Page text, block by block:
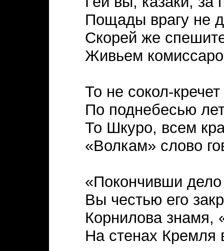
Пощады врагу не
Скорей же
Живьем
То не сокол-
По поднебесью
То Шкуро, всем
«Волкам» слово
«Покончивши
Вы честью его
Корнилова знамя,
На стенах Кремля